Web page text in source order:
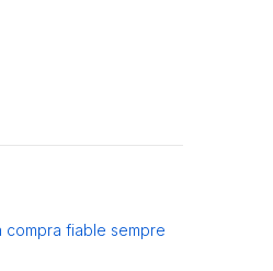
compra fiable sempre